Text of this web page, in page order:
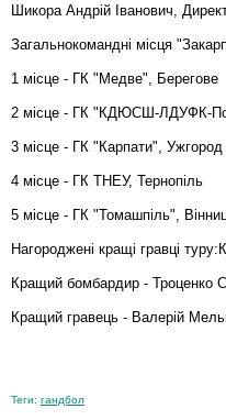
Шикора Андрій Іванович,
Загальнокомандні місця
1 місце - ГК "Медве", Берегове
2 місце - ГК "КДЮСШ-ЛДУФК-
3 місце - ГК "Карпати", Ужгород
4 місце - ГК ТНЕУ, Тернопіль
5 місце - ГК "Томашпіль",
Нагороджені кращі гравці
Кращий бомбардир - Троценко
Кращий гравець - Валерій
Теги: гандбол